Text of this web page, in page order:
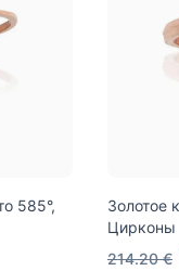
585°,
Золотое
Цирконы
214.20 €